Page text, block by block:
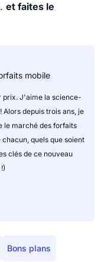
et faites le
mobile
prix. J'aime la science-
depuis trois ans, je
le marché des forfaits
quels que soient
clés de ce nouveau
Bons plans